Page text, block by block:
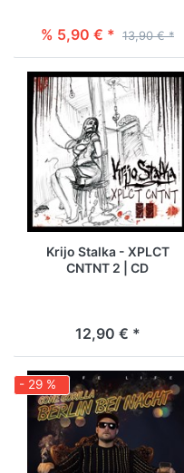
% 5,90 € * 13,90 € *
Krijo Stalka - XPLCT
CNTNT 2 | CD
12,90 € *
- 29 %